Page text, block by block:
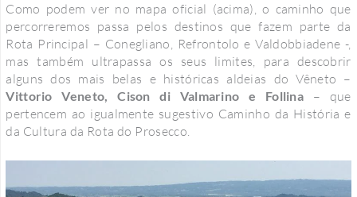
Como podem ver no mapa oficial (acima), o caminho que
percorreremos passa pelos destinos que fazem parte da
Rota Principal – Conegliano, Refrontolo e Valdobbiadene -,
mas também ultrapassa os seus limites, para descobrir
alguns dos mais belas e históricas aldeias do Vêneto –
Vittorio Veneto, Cison di Valmarino e Follina – que
pertencem ao igualmente sugestivo Caminho da História e
da Cultura da Rota do Prosecco.